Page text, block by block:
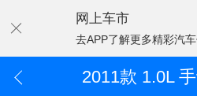
网上车市
去APP了解更多精彩汽
2011款 1.0L